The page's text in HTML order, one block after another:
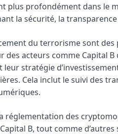
plus profondément dans le
la sécurité, la
du terrorisme sont
acteurs comme Capital B
stratégie
Cela inclut le suivi des
réglementation des
B, tout comme